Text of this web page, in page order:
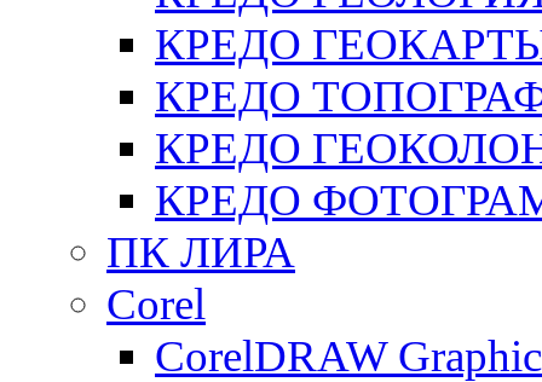
КРЕДО
КРЕДО
КРЕДО
КРЕДО
ПК ЛИРА
Corel
CorelDRAW